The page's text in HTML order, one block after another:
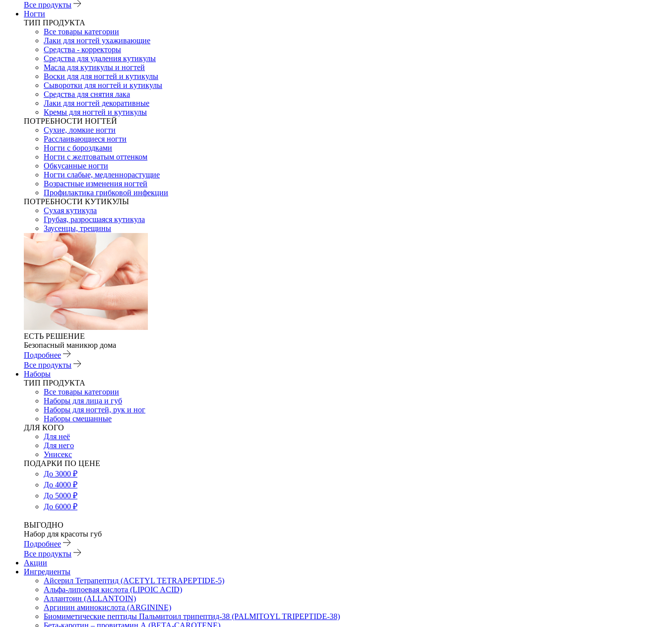
Все продукты
Ногти
ТИП ПРОДУКТА
Все товары категории
Лаки для ногтей ухаживающие
Средства - корректоры
Средства для удаления кутикулы
Масла для кутикулы и ногтей
Воски для для ногтей и кутикулы
Сыворотки для ногтей и кутикулы
Средства для снятия лака
Лаки для ногтей декоративные
Кремы для ногтей и кутикулы
ПОТРЕБНОСТИ НОГТЕЙ
Сухие, ломкие ногти
Расслаивающиеся ногти
Ногти с бороздками
Ногти с желтоватым оттенком
Обкусанные ногти
Ногти слабые, медленнорастущие
Возрастные изменения ногтей
Профилактика грибковой инфекции
ПОТРЕБНОСТИ КУТИКУЛЫ
Сухая кутикула
Грубая, разросшаяся кутикула
Заусенцы, трещины
ЕСТЬ РЕШЕНИЕ
Безопасный маникюр дома
Подробнее
Все продукты
Наборы
ТИП ПРОДУКТА
Все товары категории
Наборы для лица и губ
Наборы для ногтей, рук и ног
Наборы смешанные
ДЛЯ КОГО
Для неё
Для него
Унисекс
ПОДАРКИ ПО ЦЕНЕ
До 3000 ₽
До 4000 ₽
До 5000 ₽
До 6000 ₽
ВЫГОДНО
Набор для красоты губ
Подробнее
Все продукты
Акции
Ингредиенты
Айсерил Тетрапептид (ACETYL TETRAPEPTIDE-5)
Альфа-липоевая кислота (LIPOIC ACID)
Аллантоин (ALLANTOIN)
Аргинин аминокислота (ARGININE)
Биомиметические пептиды Пальмитоил трипептид-38 (PALMITOYL TRIPEPTIDE-38)
Бета-каротин – провитамин А (BETA-CAROTENE)